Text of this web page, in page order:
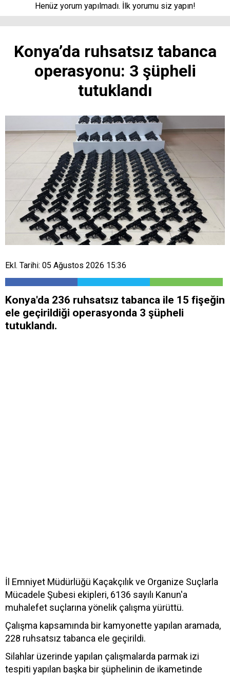
Henüz yorum yapılmadı. İlk yorumu siz yapın!
Konya’da ruhsatsız tabanca
operasyonu: 3 şüpheli
tutuklandı
Ekl. Tarihi: 05 Ağustos 2026 15:36
Konya'da 236 ruhsatsız tabanca ile 15 fişeğin
ele geçirildiği operasyonda 3 şüpheli
tutuklandı.
İl Emniyet Müdürlüğü Kaçakçılık ve Organize Suçlarla
Mücadele Şubesi ekipleri, 6136 sayılı Kanun'a
muhalefet suçlarına yönelik çalışma yürüttü.
Çalışma kapsamında bir kamyonette yapılan aramada,
228 ruhsatsız tabanca ele geçirildi.
Silahlar üzerinde yapılan çalışmalarda parmak izi
tespiti yapılan başka bir şüphelinin de ikametinde